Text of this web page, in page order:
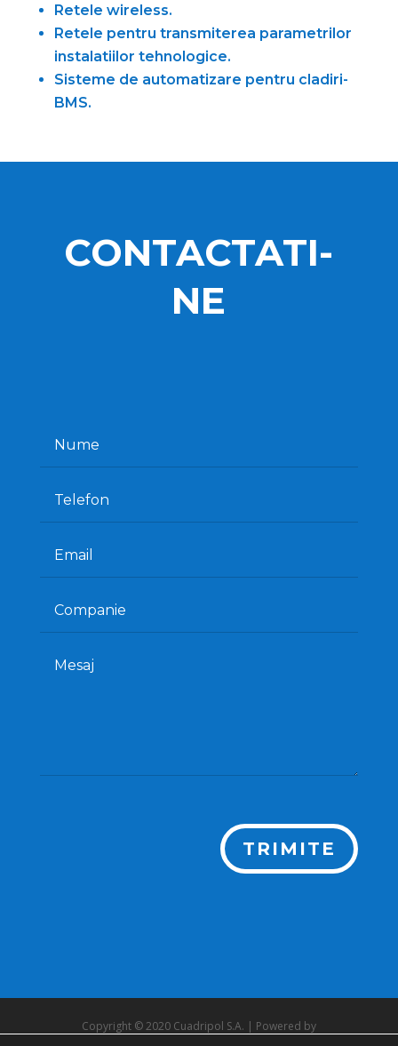
Retele wireless.
Retele pentru transmiterea parametrilor
instalatiilor tehnologice.
Sisteme de automatizare pentru cladiri-
BMS.
CONTACTATI-
NE
TRIMITE
Copyright © 2020 Cuadripol S.A. | Powered by